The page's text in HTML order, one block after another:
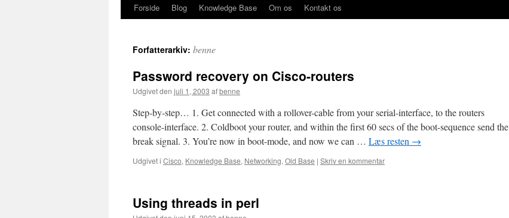
Forside Blog Knowledge Base Om os Kontakt os
Forfatterarkiv: benne
Password recovery on Cisco-routers
Udgivet den juli 1, 2003 afbenne
Step-by-step… 1. Get connected with a rollover-cable from your serial-interface, to the routers
console-interface. 2. Coldboot your router, and within the first 60 secs of the boot-sequence send the
break signal. 3. You’re now in boot-mode, and now we can … Læs resten →
Udgivet i Cisco, Knowledge Base, Networking, Old Base | Skriv en kommentar
Using threads in perl